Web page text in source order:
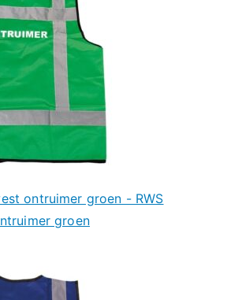
ontruimer groen - RWS
groen